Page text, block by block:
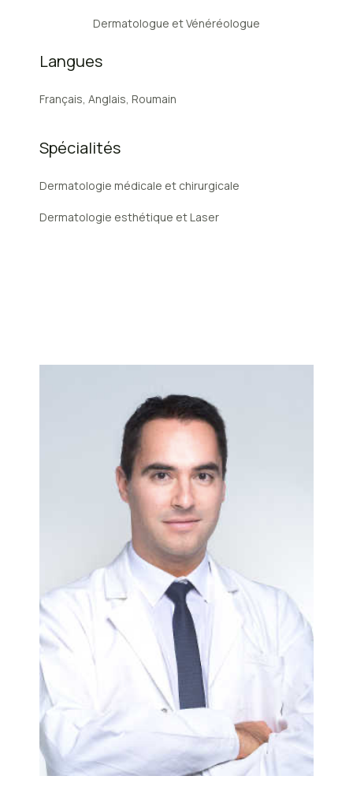
Dermatologue et Vénéréologue
Langues
Français, Anglais, Roumain
Spécialités
Dermatologie médicale et chirurgicale
Dermatologie esthétique et Laser